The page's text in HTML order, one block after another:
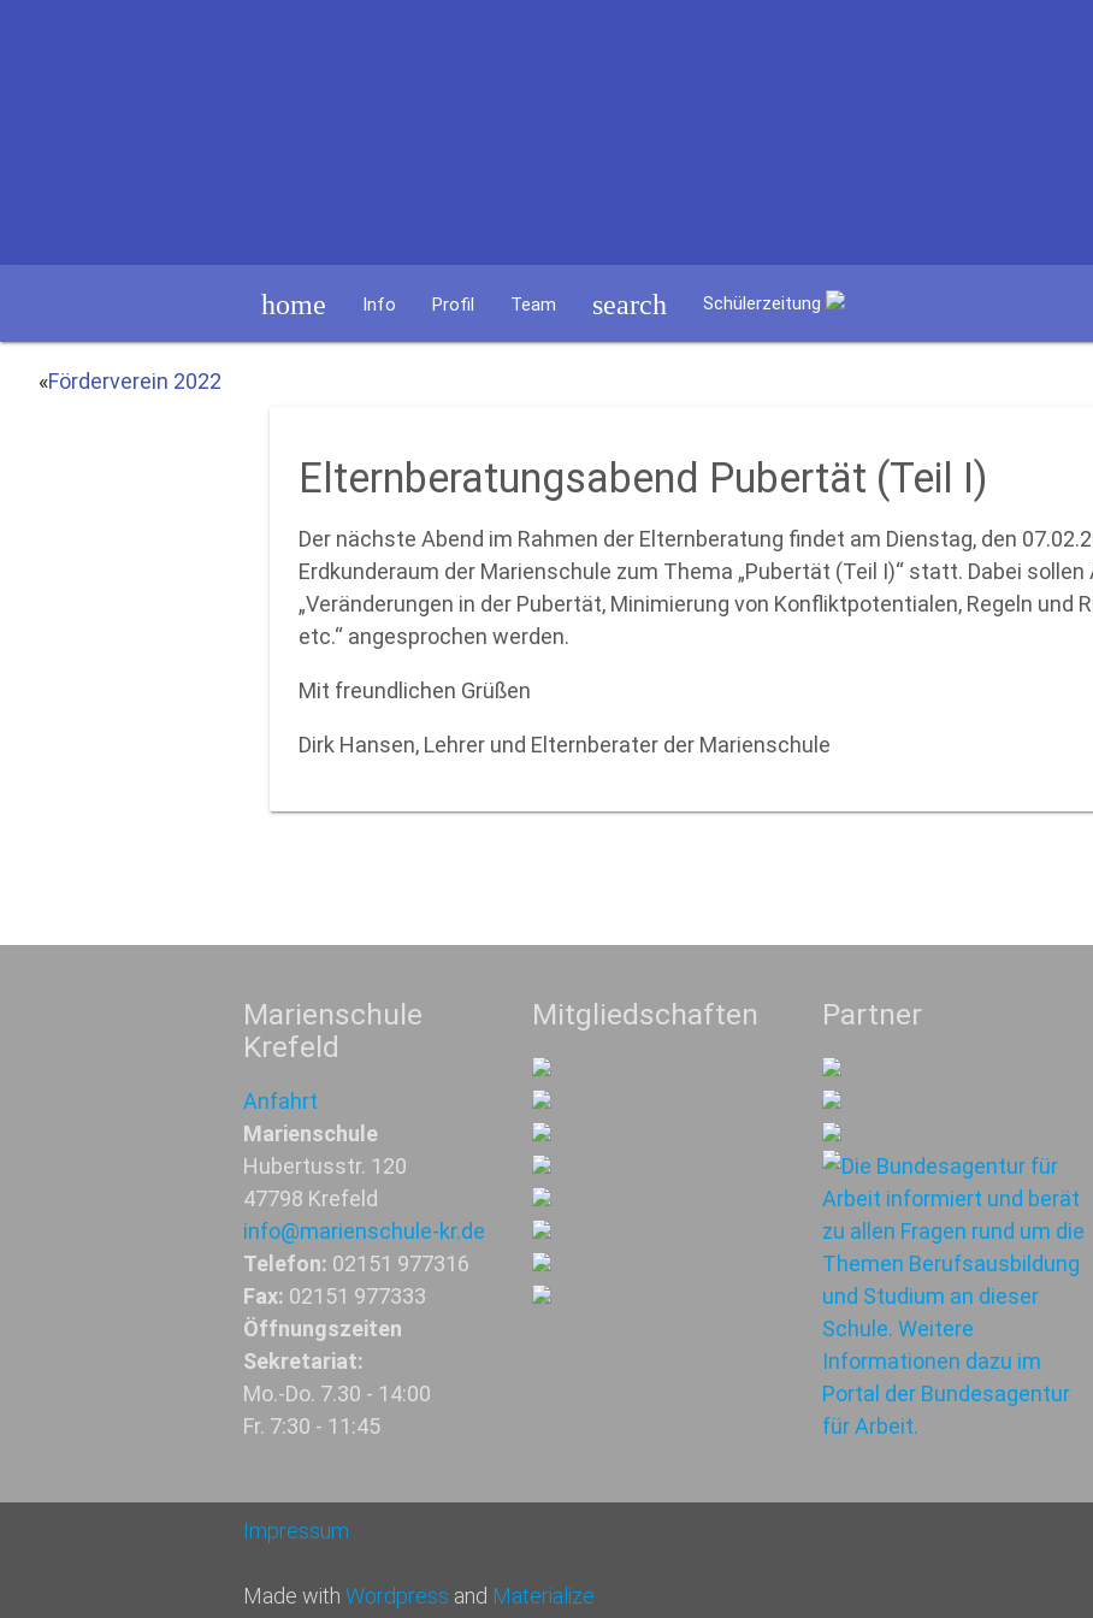
home Info Profil Team search Schülerzeitung
«Förderverein 2022
Elternberatungsabend Pubertät (Teil I)
Der nächste Abend im Rahmen der Elternberatung findet am Dienstag, den
Erdkunderaum der Marienschule zum Thema „Pubertät (Teil I)“ statt. Dabei
„Veränderungen in der Pubertät, Minimierung von Konfliktpotentialen, Regeln und
etc.“ angesprochen werden.
Mit freundlichen Grüßen
Dirk Hansen, Lehrer und Elternberater der Marienschule
Marienschule
Krefeld
Anfahrt
Marienschule
Hubertusstr. 120
47798 Krefeld
info@marienschule-kr.de
Telefon: 02151 977316
Fax: 02151 977333
Öffnungszeiten
Sekretariat:
Mo.-Do. 7.30 - 14:00
Fr. 7:30 - 11:45
Mitgliedschaften Partner
Impressum
Made with Wordpress and Materialize